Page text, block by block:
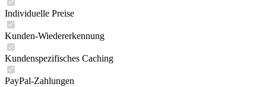
Individuelle Preise
Kunden-Wiedererkennung
Kundenspezifisches Caching
PayPal-Zahlungen